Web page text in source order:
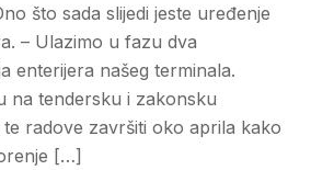
što sada slijedi jeste uređenje
– Ulazimo u fazu dva
enterijera našeg terminala.
na tendersku i zakonsku
radove završiti oko aprila kako
[…]